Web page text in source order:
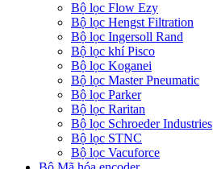
Bộ lọc Flow Ezy
Bộ lọc Hengst Filtration
Bộ lọc Ingersoll Rand
Bộ lọc khí Pisco
Bộ lọc Koganei
Bộ lọc Master Pneumatic
Bộ lọc Parker
Bộ lọc Raritan
Bộ lọc Schroeder Industries
Bộ lọc STNC
Bộ lọc Vacuforce